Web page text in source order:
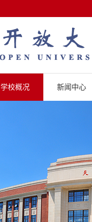
学校概况 新闻中心